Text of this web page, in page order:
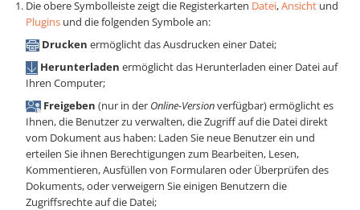
Die obere Symbolleiste zeigt die Registerkarten Datei,Ansicht und
Plugins und die folgenden Symbole an:
Drucken ermöglicht das Ausdrucken einer Datei;
Herunterladen ermöglicht das Herunterladen einer Datei auf
Ihren Computer;
Freigeben (nur in der Online-Versionverfügbar) ermöglicht es
Ihnen, die Benutzer zu verwalten, die Zugriff auf die Datei direkt
vom Dokument aus haben: Laden Sie neue Benutzer ein und
erteilen Sie ihnen Berechtigungen zum Bearbeiten, Lesen,
Kommentieren, Ausfüllen von Formularen oder Überprüfen des
Dokuments, oder verweigern Sie einigen Benutzern die
Zugriffsrechte auf die Datei;